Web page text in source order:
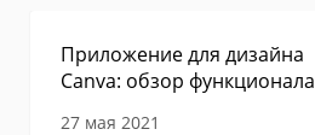
Приложение для дизайна
Canva: обзор функционала
27 мая 2021